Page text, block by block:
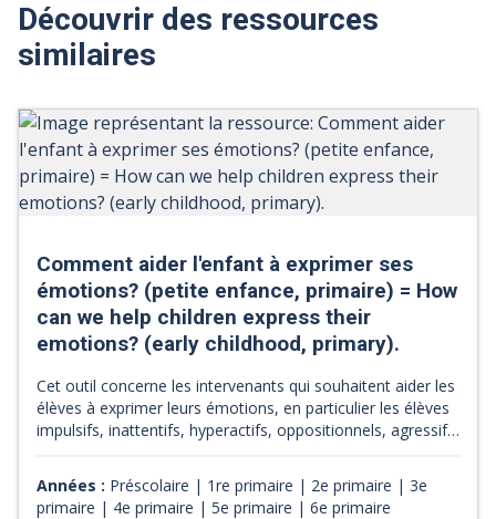
Découvrir des ressources
similaires
Comment aider l'enfant à exprimer ses
émotions? (petite enfance, primaire) = How
can we help children express their
emotions? (early childhood, primary).
Cet outil concerne les intervenants qui souhaitent aider les
élèves à exprimer leurs émotions, en particulier les élèves
impulsifs, inattentifs, hyperactifs, oppositionnels, agressifs
l'élève afin de gérer ses émotions négatives et d'éviter une
escalade émotionnelle.
Années : Préscolaire | 1re primaire | 2e primaire | 3e
primaire | 4e primaire | 5e primaire | 6e primaire